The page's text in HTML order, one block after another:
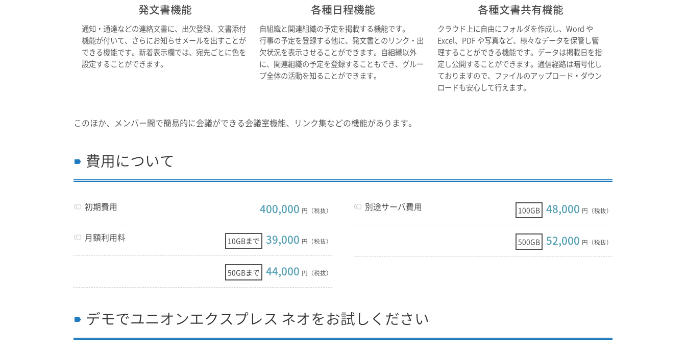
発文書機能
通知・通達などの連絡文書に、出欠登録、文書添付
機能が付いて、さらにお知らせメールを出すことが
できる機能です。新着表示欄では、宛先ごとに色を
設定することができます。
各種日程機能
自組織と関連組織の予定を掲載する機能です。
行事の予定を登録する他に、発文書とのリンク・出
欠状況を表示させることができます。自組織以外
に、関連組織の予定を登録することもでき、グルー
プ全体の活動を知ることができます。
各種文書共有機能
クラウド上に自由にフォルダを作成し、Word や
Excel、PDF や写真など、様々なデータを保管し管
理することができる機能です。データは掲載日を指
定し公開することができます。通信経路は暗号化し
ておりますので、ファイルのアップロード・ダウン
ロードも安心して行えます。
このほか、メンバー間で簡易的に会議ができる会議室機能、リンク集などの機能があります。
費用について
初期費用 400,000 円（税抜）
月額利用料 10GBまで 39,000 円（税抜）
50GBまで 44,000 円（税抜）
別途サーバ費用 100GB 48,000 円（税抜）
500GB 52,000 円（税抜）
デモでユニオンエクスプレス ネオをお試しください